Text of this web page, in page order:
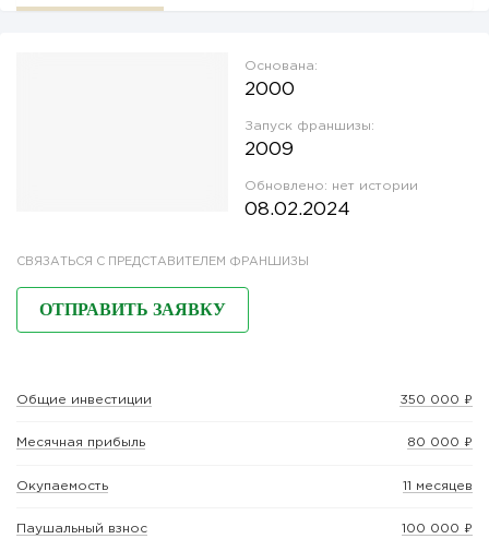
Основана:
2000
Запуск франшизы:
2009
Обновлено: нет истории
08.02.2024
СВЯЗАТЬСЯ С ПРЕДСТАВИТЕЛЕМ ФРАНШИЗЫ
ОТПРАВИТЬ ЗАЯВКУ
Общие инвестиции 350 000 ₽
Месячная прибыль 80 000 ₽
Окупаемость 11 месяцев
Паушальный взнос 100 000 ₽